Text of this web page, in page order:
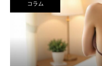
コラム